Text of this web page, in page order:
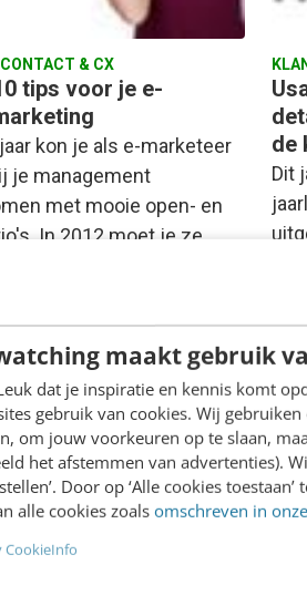
maakt gebruik
dat je inspiratie en kennis komt
gebruik van cookies. Wij
om jouw voorkeuren op te slaan,
het afstemmen van advertenties).
Door op ‘Alle cookies
alle cookies zoalsomschreven in
CookieInfo
& CX
tips voor je e-
kon je als e-marketeer
je management
met mooie open- en
In 2012 moet je ze
Rein· 14 jaar geleden
de
Dit